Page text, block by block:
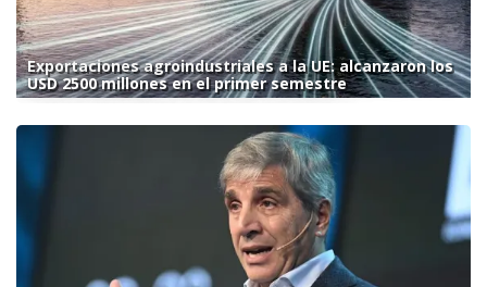
Exportaciones agroindustriales a la UE: alcanzaron los
USD 2500 millones en el primer semestre